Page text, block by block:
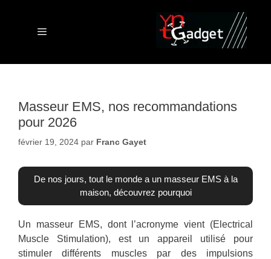
Menu
Masseur EMS, nos recommandations
pour 2026
février 19, 2024 par Franc Gayet
De nos jours, tout le monde a un masseur EMS à la
maison, découvrez pourquoi
Un masseur EMS, dont l’acronyme vient (Electrical
Muscle Stimulation), est un appareil utilisé pour
stimuler différents muscles par des impulsions